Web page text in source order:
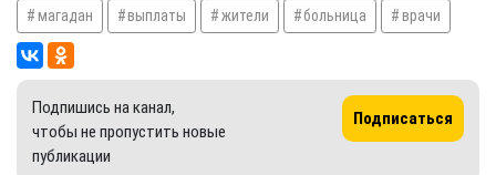
магадан выплаты жители больница врачи
Подпишись на канал,
чтобы не пропустить новые
публикации
Подписаться